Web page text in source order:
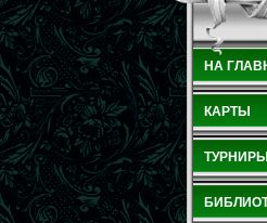
НА
КАРТЫ
ТУРНИРЫ